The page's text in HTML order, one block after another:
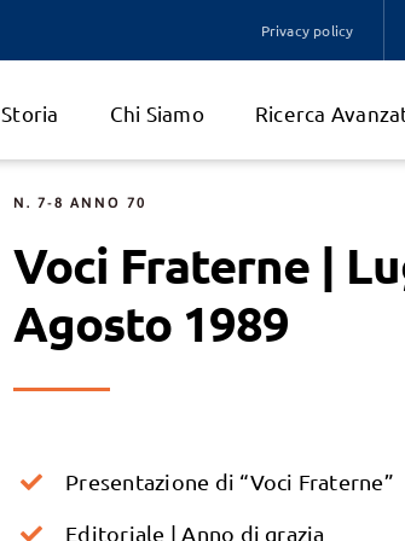
Privacy policy
Storia Chi Siamo Ricerca
N. 7-8 ANNO 70
Voci Fraterne |
Agosto 1989
Presentazione di “Voci Fraterne”
Editoriale | Anno di grazia